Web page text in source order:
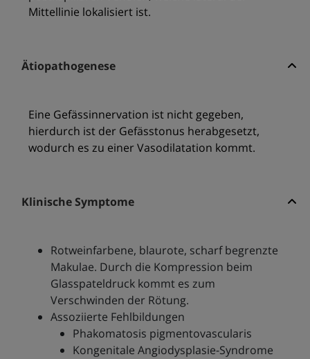
Mittellinie lokalisiert ist.
Ätiopathogenese
Eine Gefässinnervation ist nicht gegeben,
hierdurch ist der Gefässtonus herabgesetzt,
wodurch es zu einer Vasodilatation kommt.
Klinische Symptome
Rotweinfarbene, blaurote, scharf begrenzte
Makulae. Durch die Kompression beim
Glasspateldruck kommt es zum
Verschwinden der Rötung.
Assoziierte Fehlbildungen
Phakomatosis pigmentovascularis
Kongenitale Angiodysplasie-Syndrome